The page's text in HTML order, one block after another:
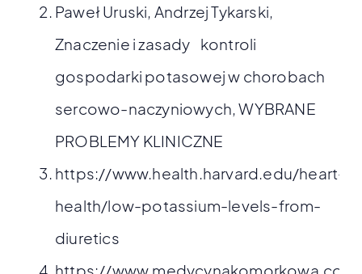
Paweł Uruski, Andrzej Tykarski,
Znaczenie i zasady kontroli
gospodarki potasowej w chorobach
sercowo-naczyniowych, WYBRANE
PROBLEMY KLINICZNE
https://www.health.harvard.edu/heart-
health/low-potassium-levels-from-
diuretics
https://